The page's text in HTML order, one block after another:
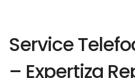
Service
– Expertiza